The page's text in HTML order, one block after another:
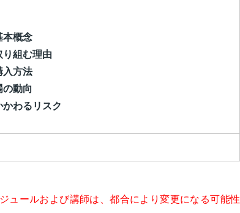
本概念
り組む理由
入方法
の動向
かわるリスク
ュールおよび講師は、都合により変更になる可能性